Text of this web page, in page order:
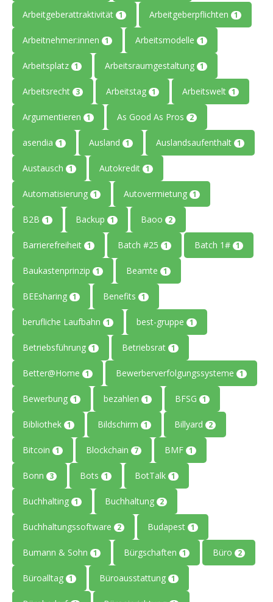
Arbeitgeberattraktivität 1 Arbeitgeberpflichten 1
Arbeitnehmer:innen 1 Arbeitsmodelle 1
Arbeitsplatz 1 Arbeitsraumgestaltung 1
Arbeitsrecht 3 Arbeitstag 1 Arbeitswelt 1
Argumentieren 1 As Good As Pros 2
asendia 1 Ausland 1 Auslandsaufenthalt 1
Austausch 1 Autokredit 1
Automatisierung 1 Autovermietung 1
B2B 1 Backup 1 Baoo 2
Barrierefreiheit 1 Batch #25 1 Batch 1# 1
Baukastenprinzip 1 Beamte 1
BEEsharing 1 Benefits 1
berufliche Laufbahn 1 best-gruppe 1
Betriebsführung 1 Betriebsrat 1
Better@Home 1 Bewerberverfolgungssysteme 1
Bewerbung 1 bezahlen 1 BFSG 1
Bibliothek 1 Bildschirm 1 Billyard 2
Bitcoin 1 Blockchain 7 BMF 1
Bonn 3 Bots 1 BotTalk 1
Buchhalting 1 Buchhaltung 2
Buchhaltungssoftware 2 Budapest 1
Bumann & Sohn 1 Bürgschaften 1 Büro 2
Büroalltag 1 Büroausstattung 1